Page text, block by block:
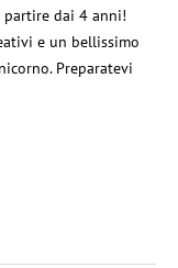
partire dai 4 anni!
e un bellissimo
Preparatevi